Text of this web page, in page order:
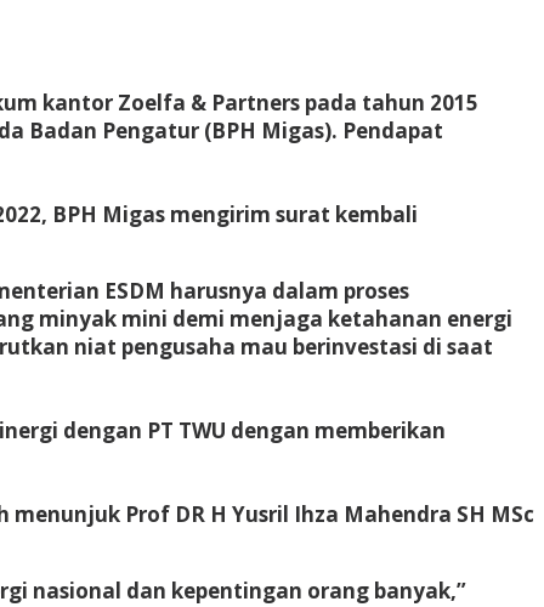
kantor Zoelfa & Partners pada tahun 2015
Badan Pengatur (BPH Migas). Pendapat
BPH Migas mengirim surat kembali
ESDM harusnya dalam proses
minyak mini demi menjaga ketahanan energi
niat pengusaha mau berinvestasi di saat
dengan PT TWU dengan memberikan
Prof DR H Yusril Ihza Mahendra SH MSc
nasional dan kepentingan orang banyak,”